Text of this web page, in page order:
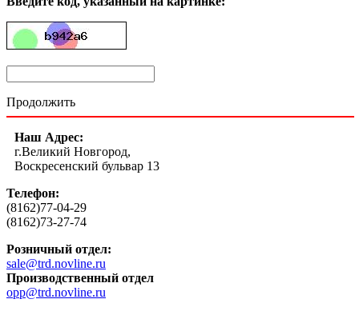
Продолжить
Наш Адрес:
г.Великий Новгород,
Воскресенский бульвар 13
Телефон:
(8162)77-04-29
(8162)73-27-74
Розничный отдел:
sale@trd.novline.ru
Производственный отдел
opp@trd.novline.ru